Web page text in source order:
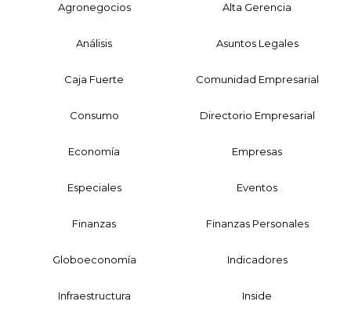
Agronegocios Alta Gerencia
Análisis Asuntos Legales
Caja Fuerte Comunidad Empresarial
Consumo Directorio Empresarial
Economía Empresas
Especiales Eventos
Finanzas Finanzas Personales
Globoeconomía Indicadores
Infraestructura Inside